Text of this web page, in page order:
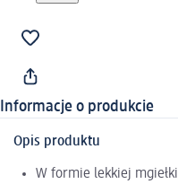
Informacje o produkcie
Opis produktu
W formie lekkiej mgiełki